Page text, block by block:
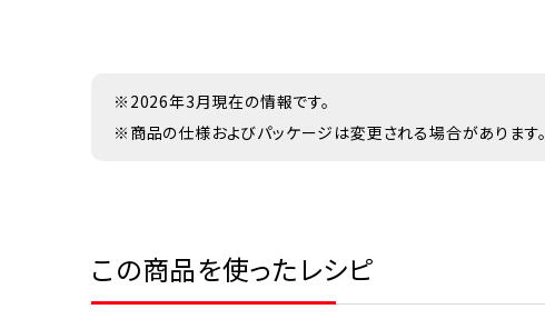
※2026年3月現在の情報です。
※商品の仕様およびパッケージは変更される場合があります。
この商品を使ったレシピ